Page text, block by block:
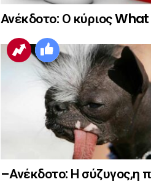
Ανέκδοτο: Ο κύριος What
–Ανέκδοτο: Η σύζυγος,η